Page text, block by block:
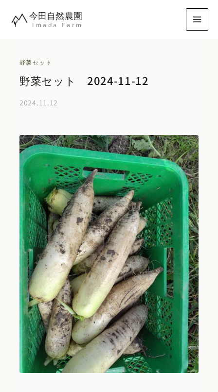
今田自然農園
Imada Farm
野菜セット
野菜セット 2024-11-12
2024.11.12